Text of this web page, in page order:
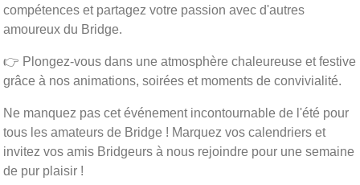
compétences et partagez votre passion avec d'autres
amoureux du Bridge.
👉 Plongez-vous dans une atmosphère chaleureuse et festive
grâce à nos animations, soirées et moments de convivialité.
Ne manquez pas cet événement incontournable de l'été pour
tous les amateurs de Bridge ! Marquez vos calendriers et
invitez vos amis Bridgeurs à nous rejoindre pour une semaine
de pur plaisir !